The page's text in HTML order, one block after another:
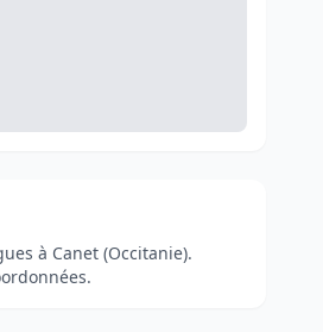
à Canet (Occitanie).